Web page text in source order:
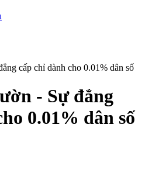
cấp chỉ dành cho 0.01% dân số
- Sự đẳng
0.01% dân số